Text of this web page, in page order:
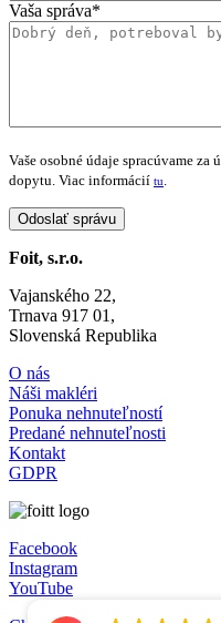
Vaša správa*
Vaše osobné údaje spracúvame
dopytu. Viac informácií tu.
Foit, s.r.o.
Vajanského 22,
Trnava 917 01,
Slovenská Republika
O nás
Náši makléri
Ponuka nehnuteľností
Predané nehnuteľnosti
Kontakt
GDPR
Facebook
Instagram
YouTube